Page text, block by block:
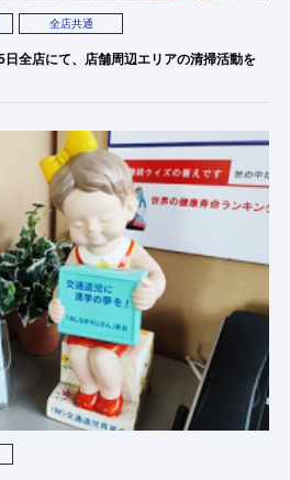
全店共通
日全店にて、店舗周辺エリアの清掃活動を